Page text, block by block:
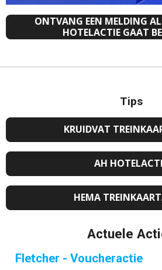
ONTVANG EEN MELDING
HOTELACTIE GAAT
Tips
KRUIDVAT
AH
HEMA
Actuele
Fletcher - Voucheractie